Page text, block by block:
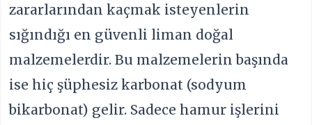
zararlarından kaçmak isteyenlerin
sığındığı en güvenli liman doğal
malzemelerdir. Bu malzemelerin başında
ise hiç şüphesiz karbonat (sodyum
bikarbonat) gelir. Sadece hamur işlerini